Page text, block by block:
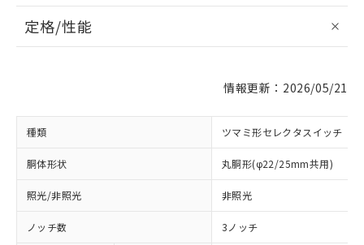
定格/性能
情報更新：2026/05/21
種類 ツマミ形セレクタスイッチ
胴体形状 丸胴形(φ22/25mm共用)
照光/非照光 非照光
ノッチ数 3ノッチ